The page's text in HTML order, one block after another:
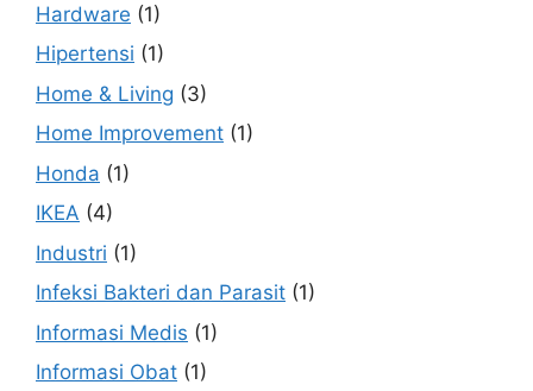
Hardware (1)
Hipertensi (1)
Home & Living (3)
Home Improvement (1)
Honda (1)
IKEA (4)
Industri (1)
Infeksi Bakteri dan Parasit (1)
Informasi Medis (1)
Informasi Obat (1)